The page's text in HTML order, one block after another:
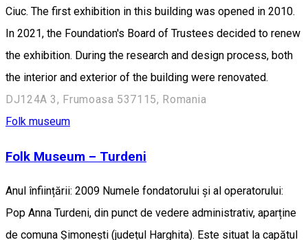
Ciuc. The first exhibition in this building was opened in 2010.
In 2021, the Foundation's Board of Trustees decided to renew
the exhibition. During the research and design process, both
the interior and exterior of the building were renovated.
DJ124A 3, Frumoasa 537115, Romania
Folk museum
Folk Museum – Turdeni
Anul înființării: 2009 Numele fondatorului și al operatorului:
Pop Anna Turdeni, din punct de vedere administrativ, aparține
de comuna Șimonești (județul Harghita). Este situat la capătul